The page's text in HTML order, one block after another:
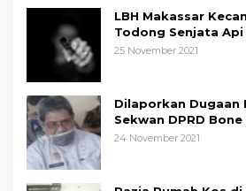
LBH Makassar
Todong Senjata
Kapolda Sulsel
25 November 2021
Dilaporkan Dugaan
Sekwan DPRD
24 November 2021